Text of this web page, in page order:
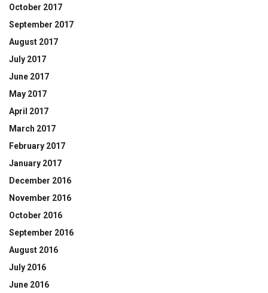
October 2017
September 2017
August 2017
July 2017
June 2017
May 2017
April 2017
March 2017
February 2017
January 2017
December 2016
November 2016
October 2016
September 2016
August 2016
July 2016
June 2016